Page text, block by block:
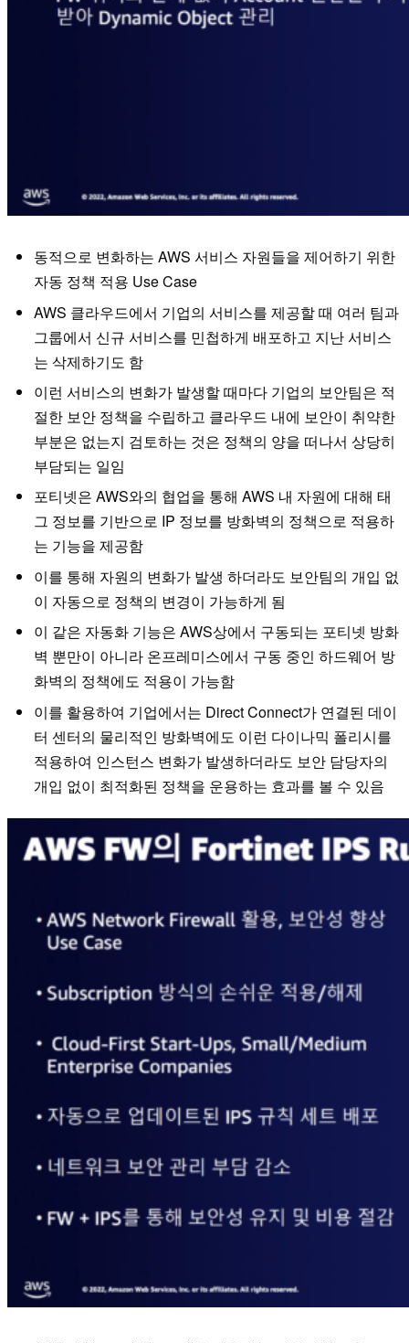
동적으로 변화하는 AWS 서비스 자원들을 제어하기 위한
자동 정책 적용 Use Case
AWS 클라우드에서 기업의 서비스를 제공할 때 여러 팀과
그룹에서 신규 서비스를 민첩하게 배포하고 지난 서비스
는 삭제하기도 함
이런 서비스의 변화가 발생할 때마다 기업의 보안팀은 적
절한 보안 정책을 수립하고 클라우드 내에 보안이 취약한
부분은 없는지 검토하는 것은 정책의 양을 떠나서 상당히
부담되는 일임
포티넷은 AWS와의 협업을 통해 AWS 내 자원에 대해 태
그 정보를 기반으로 IP 정보를 방화벽의 정책으로 적용하
는 기능을 제공함
이를 통해 자원의 변화가 발생 하더라도 보안팀의 개입 없
이 자동으로 정책의 변경이 가능하게 됨
이 같은 자동화 기능은 AWS상에서 구동되는 포티넷 방화
벽 뿐만이 아니라 온프레미스에서 구동 중인 하드웨어 방
화벽의 정책에도 적용이 가능함
이를 활용하여 기업에서는 Direct Connect가 연결된 데이
터 센터의 물리적인 방화벽에도 이런 다이나믹 폴리시를
적용하여 인스턴스 변화가 발생하더라도 보안 담당자의
개입 없이 최적화된 정책을 운용하는 효과를 볼 수 있음